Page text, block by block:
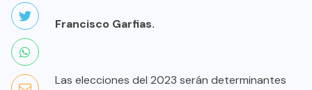
Francisco Garfias.
Las elecciones del 2023 serán determinantes